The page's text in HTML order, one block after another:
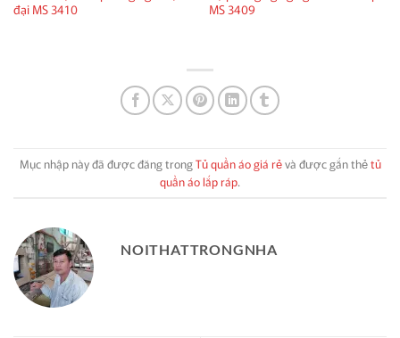
đại MS 3410
MS 3409
Mục nhập này đã được đăng trongTủ quần áo giá rẻvà được gắn thẻtủ
quần áo lắp ráp.
NOITHATTRONGNHA